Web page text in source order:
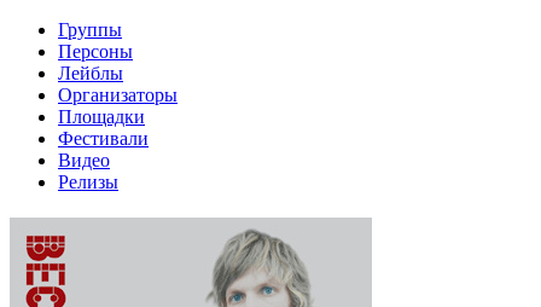
Группы
Персоны
Лейблы
Организаторы
Площадки
Фестивали
Видео
Релизы